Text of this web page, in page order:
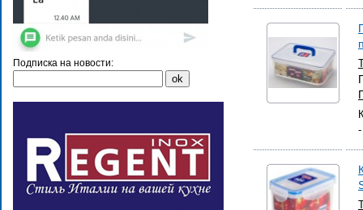
Подписка на новости: